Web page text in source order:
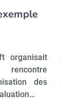
organisait
des